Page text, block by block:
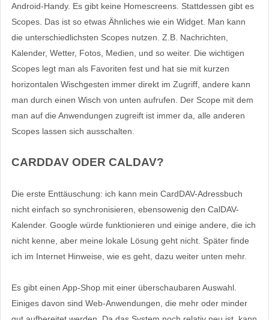
Android-Handy. Es gibt keine Homescreens. Stattdessen gibt es
Scopes. Das ist so etwas Ähnliches wie ein Widget. Man kann
die unterschiedlichsten Scopes nutzen. Z.B. Nachrichten,
Kalender, Wetter, Fotos, Medien, und so weiter. Die wichtigen
Scopes legt man als Favoriten fest und hat sie mit kurzen
horizontalen Wischgesten immer direkt im Zugriff, andere kann
man durch einen Wisch von unten aufrufen. Der Scope mit dem
man auf die Anwendungen zugreift ist immer da, alle anderen
Scopes lassen sich ausschalten.
CARDDAV ODER CALDAV?
Die erste Enttäuschung: ich kann mein CardDAV-Adressbuch
nicht einfach so synchronisieren, ebensowenig den CalDAV-
Kalender. Google würde funktionieren und einige andere, die ich
nicht kenne, aber meine lokale Lösung geht nicht. Später finde
ich im Internet Hinweise, wie es geht, dazu weiter unten mehr.
Es gibt einen App-Shop mit einer überschaubaren Auswahl.
Einiges davon sind Web-Anwendungen, die mehr oder minder